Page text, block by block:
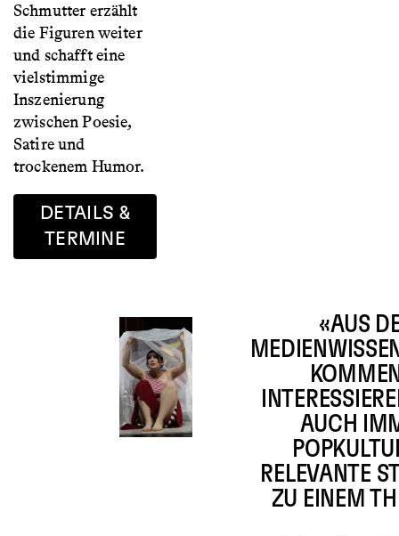
Schmutter erzählt
die Figuren weiter
und schafft eine
vielstimmige
Inszenierung
zwischen Poesie,
Satire und
trockenem Humor.
DETAILS &
TERMINE
«AUS
AUCH
RELEVANTE
ZU EINEM